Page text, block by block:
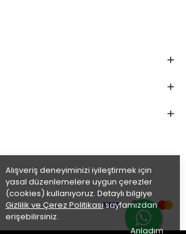
Alışveriş deneyiminizi iyileştirmek için
yasal düzenlemelere uygun çerezler
(cookies) kullanıyoruz. Detaylı bilgiye
Gizlilik ve Çerez Politikasısayfamızdan
erişebilirsiniz.
Anladım